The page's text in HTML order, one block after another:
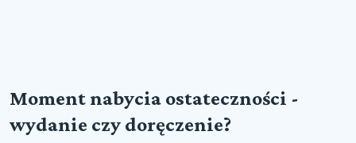
Moment nabycia ostateczności -
wydanie czy doręczenie?